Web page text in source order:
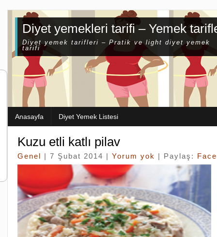
Diyet yemekleri tarifi – Yemek
Diyet yemek tarifleri – Pratik ve light diyet yemek
tarifi
Anasayfa Diyet Yemek Listesi
Kuzu etli katlı pilav
Genel | 7 Şubat 2014 | Yorum yok | Paylaş: